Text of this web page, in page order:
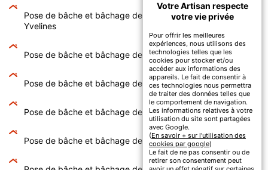
Pose de bâche et bâchage de toiture Saint Leger En
Yvelines
Pose de bâche et bâchage de toiture Saint Lambert
Pose de bâche et bâchage de toiture Saint Illiers Le Bois
Pose de bâche et bâchage de toiture Saint Hilarion
Pose de bâche et bâchage de toiture Saint Illiers La Ville
Votre Artisan respecte
votre vie privée
Pour offrir les meilleures
expériences, nous utilisons des
technologies telles que les
cookies pour stocker et/ou
accéder aux informations des
appareils. Le fait de consentir à
ces technologies nous permettra
de traiter des données telles que
le comportement de navigation.
Les informations relatives à votre
utilisation du site sont partagées
avec Google.
(En savoir + sur l'utilisation des
cookies par google)
Le fait de ne pas consentir ou de
retirer son consentement peut